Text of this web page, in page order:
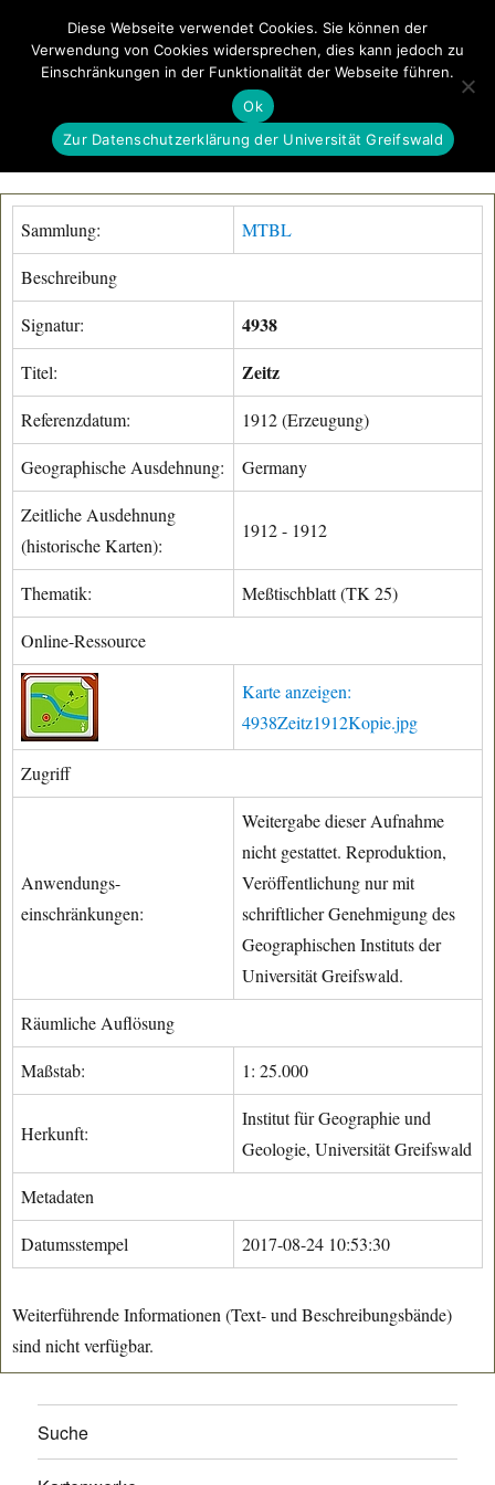
GeoGREIF MENÜ
Sammlung: MTBL
Beschreibung
Signatur: 4938
Titel: Zeitz
Referenzdatum: 1912 (Erzeugung)
Geographische Ausdehnung: Germany
Zeitliche Ausdehnung
(historische Karten):
1912 - 1912
Thematik: Meßtischblatt (TK 25)
Online-Ressource
Karte anzeigen:
4938Zeitz1912Kopie.jpg
Zugriff
Anwendungs-
einschränkungen:
Weitergabe dieser Aufnahme
nicht gestattet. Reproduktion,
Veröffentlichung nur mit
schriftlicher Genehmigung des
Geographischen Instituts der
Universität Greifswald.
Räumliche Auflösung
Maßstab: 1: 25.000
Herkunft:
Institut für Geographie und
Geologie, Universität Greifswald
Metadaten
Datumsstempel 2017-08-24 10:53:30
Weiterführende Informationen (Text- und Beschreibungsbände)
sind nicht verfügbar.
Suche
Diese Webseite verwendet Cookies. Sie können der
Verwendung von Cookies widersprechen, dies kann jedoch zu
Einschränkungen in der Funktionalität der Webseite führen.
Ok
Zur Datenschutzerklärung der Universität Greifswald